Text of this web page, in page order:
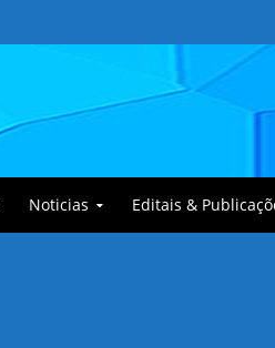
Noticias Editais &